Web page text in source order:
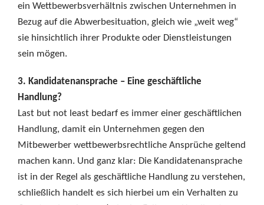
ein Wettbewerbsverhältnis zwischen Unternehmen in
Bezug auf die Abwerbesituation, gleich wie „weit weg“
sie hinsichtlich ihrer Produkte oder Dienstleistungen
sein mögen.
3. Kandidatenansprache – Eine geschäftliche
Handlung?
Last but not least bedarf es immer einer geschäftlichen
Handlung, damit ein Unternehmen gegen den
Mitbewerber wettbewerbsrechtliche Ansprüche geltend
machen kann. Und ganz klar: Die Kandidatenansprache
ist in der Regel als geschäftliche Handlung zu verstehen,
schließlich handelt es sich hierbei um ein Verhalten zu